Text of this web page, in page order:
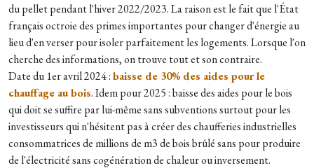
du pellet pendant l'hiver 2022/2023. La raison est le fait que l'État
français octroie des primes importantes pour changer d'énergie au
lieu d'en verser pour isoler parfaitement les logements. Lorsque l'on
cherche des informations, on trouve tout et son contraire.
Date du 1er avril 2024 :baisse de 30% des aides pour le
chauffage au bois. Idem pour 2025 : baisse des aides pour le bois
qui doit se suffire par lui-même sans subventions surtout pour les
investisseurs qui n'hésitent pas à créer des chaufferies industrielles
consommatrices de millions de m3 de bois brûlé sans pour produire
de l'électricité sans cogénération de chaleur ou inversement.